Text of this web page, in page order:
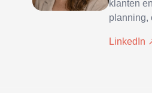
klanten
planning,
LinkedIn